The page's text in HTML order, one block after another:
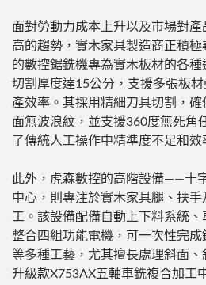
面對勞動力成本上升以及市場對
高的趨勢，實木家具製造商正積
的數控鋸銑機專為實木板材的各
切割厚度達15公分，支援多張板
產效率。其採用精細刀具切割，
面無波浪紋，並支援360度無死角
了傳統人工操作中精準度不足和效
此外，虎森數控的高階設備——十
中心，則專注於實木家具腿、扶
工。該設備配備自動上下料系統
整合四組功能電機，可一次性完
等多種工藝，尤其擅長處理斜面
升級款X753AX五軸車銑複合加工